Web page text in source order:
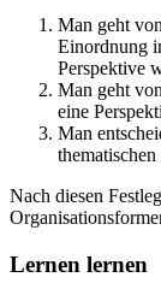
Man geht
Einordnung
Perspektive
Man geht
eine
Man
Nach diesen
Lernen lernen